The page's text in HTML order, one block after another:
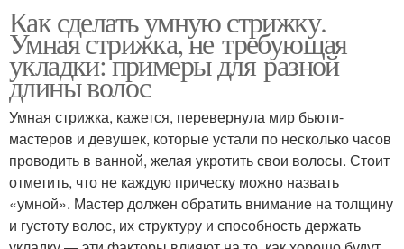
Как сделать умную стрижку.
Умная стрижка, не требующая
укладки: примеры для разной
длины волос
Умная стрижка, кажется, перевернула мир бьюти-
мастеров и девушек, которые устали по несколько часов
проводить в ванной, желая укротить свои волосы. Стоит
отметить, что не каждую прическу можно назвать
«умной». Мастер должен обратить внимание на толщину
и густоту волос, их структуру и способность держать